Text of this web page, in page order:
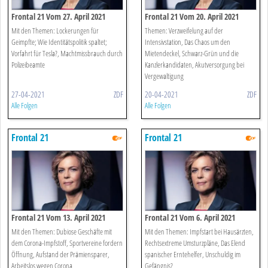
Frontal 21 Vom 27. April 2021
Mit den Themen: Lockerungen für
Geimpfte; Wie Identitätspolitik spaltet;
Vorfahrt für Tesla?, Machtmissbrauch durch
Polizeibeamte
27-04-2021 ZDF
Alle Folgen
Frontal 21 Vom 20. April 2021
Themen: Verzweifelung auf der
Intensivstation, Das Chaos um den
Mietendeckel, Schwarz-Grün und die
Kanzlerkandidaten, Akutversorgung bei
Vergewaltigung
20-04-2021 ZDF
Alle Folgen
Frontal 21
Frontal 21 Vom 13. April 2021
Mit den Themen: Dubiose Geschäfte mit
dem Corona-Impfstoff, Sportvereine fordern
Öffnung, Aufstand der Prämiensparer,
Arbeitslos wegen Corona
Frontal 21
Frontal 21 Vom 6. April 2021
Mit den Themen: Impfstart bei Hausärzten,
Rechtsextreme Umsturzpläne, Das Elend
spanischer Erntehelfer, Unschuldig im
Gefängnis?